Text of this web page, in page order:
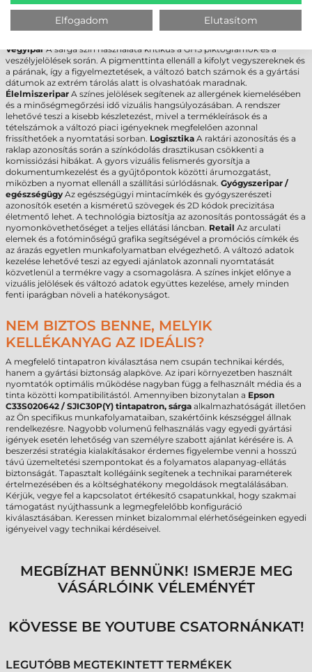
FELHASZNÁLÁSI PÉLDÁK – IPARÁG-
SPECIFIKUS ALKALMAZÁSOK
VegyiparA sárga szín használata kritikus a GHS piktogramok és a
veszélyjelölések során. A pigmenttinta ellenáll a kifolyt vegyszereknek és
a párának, így a figyelmeztetések, a változó batch számok és a gyártási
dátumok az extrém tárolás alatt is olvashatóak maradnak.
Élelmiszeripar A színes jelölések segítenek az allergének kiemelésében
és a minőségmegőrzési idő vizuális hangsúlyozásában. A rendszer
lehetővé teszi a kisebb készletezést, mivel a termékleírások és a
tételszámok a változó piaci igényeknek megfelelően azonnal
frissíthetőek a nyomtatási sorban. Logisztika A raktári azonosítás és a
raklap azonosítás során a színkódolás drasztikusan csökkenti a
komissiózási hibákat. A gyors vizuális felismerés gyorsítja a
dokumentumkezelést és a gyűjtőpontok közötti árumozgatást,
miközben a nyomat ellenáll a szállítási súrlódásnak. Gyógyszeripar /
egészségügy Az egészségügyi mintacímkék és gyógyszerészeti
azonosítók esetén a kisméretű szövegek és 2D kódok precizitása
életmentő lehet. A technológia biztosítja az azonosítás pontosságát és a
nyomonkövethetőséget a teljes ellátási láncban. Retail Az arculati
elemek és a fotóminőségű grafika segítségével a promóciós címkék és
az árazás egyetlen munkafolyamatban elvégezhető. A változó adatok
kezelése lehetővé teszi az egyedi ajánlatok azonnali nyomtatását
közvetlenül a termékre vagy a csomagolásra. A színes inkjet előnye a
vizuális jelölések és változó adatok együttes kezelése, amely minden
fenti iparágban növeli a hatékonyságot.
NEM BIZTOS BENNE, MELYIK
KELLÉKANYAG AZ IDEÁLIS?
A megfelelő tintapatron kiválasztása nem csupán technikai kérdés,
hanem a gyártási biztonság alapköve. Az ipari környezetben használt
nyomtatók optimális működése nagyban függ a felhasznált média és a
tinta közötti kompatibilitástól. Amennyiben bizonytalan a Epson
C33S020642 / SJIC30P(Y) tintapatron, sárga alkalmazhatóságát illetően
az Ön specifikus munkafolyamataiban, szakértőink készséggel állnak
rendelkezésre. Nagyobb volumenű felhasználás vagy egyedi gyártási
igények esetén lehetőség van személyre szabott ajánlat kérésére is. A
beszerzési stratégia kialakításakor érdemes figyelembe venni a hosszú
távú üzemeltetési szempontokat és a folyamatos alapanyag-ellátás
biztonságát. Tapasztalt kollégáink segítenek a technikai paraméterek
értelmezésében és a költséghatékony megoldások megtalálásában.
Kérjük, vegye fel a kapcsolatot értékesítő csapatunkkal, hogy szakmai
támogatást nyújthassunk a legmegfelelőbb konfiguráció
kiválasztásában. Keressen minket bizalommal elérhetőségeinken egyedi
igényeivel vagy technikai kérdéseivel.
MEGBÍZHAT BENNÜNK! ISMERJE MEG
VÁSÁRLÓINK VÉLEMÉNYÉT
KÖVESSE BE YOUTUBE CSATORNÁNKAT!
LEGUTÓBB MEGTEKINTETT TERMÉKEK
Elfogadom Elutasítom